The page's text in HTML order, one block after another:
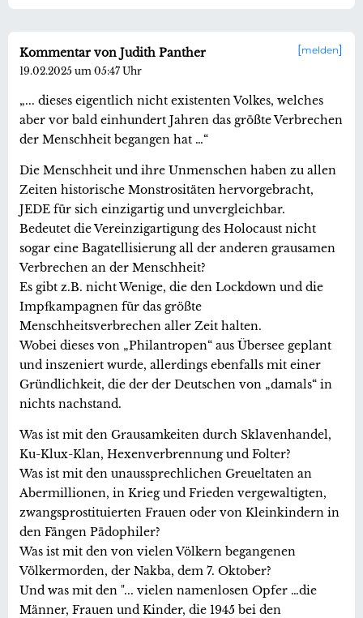
melden
Kommentar von Judith Panther
19.02.2025 um 05:47 Uhr
„... dieses eigentlich nicht existenten Volkes, welches
aber vor bald einhundert Jahren das größte Verbrechen
der Menschheit begangen hat …“
Die Menschheit und ihre Unmenschen haben zu allen
Zeiten historische Monstrositäten hervorgebracht,
JEDE für sich einzigartig und unvergleichbar.
Bedeutet die Vereinzigartigung des Holocaust nicht
sogar eine Bagatellisierung all der anderen grausamen
Verbrechen an der Menschheit?
Es gibt z.B. nicht Wenige, die den Lockdown und die
Impfkampagnen für das größte
Menschheitsverbrechen aller Zeit halten.
Wobei dieses von „Philantropen“ aus Übersee geplant
und inszeniert wurde, allerdings ebenfalls mit einer
Gründlichkeit, die der der Deutschen von „damals“ in
nichts nachstand.
Was ist mit den Grausamkeiten durch Sklavenhandel,
Ku-Klux-Klan, Hexenverbrennung und Folter?
Was ist mit den unaussprechlichen Greueltaten an
Abermillionen, in Krieg und Frieden vergewaltigten,
zwangsprostituierten Frauen oder von Kleinkindern in
den Fängen Pädophiler?
Was ist mit den von vielen Völkern begangenen
Völkermorden, der Nakba, dem 7. Oktober?
Und was mit den "... vielen namenlosen Opfer …die
Männer, Frauen und Kinder, die 1945 bei den